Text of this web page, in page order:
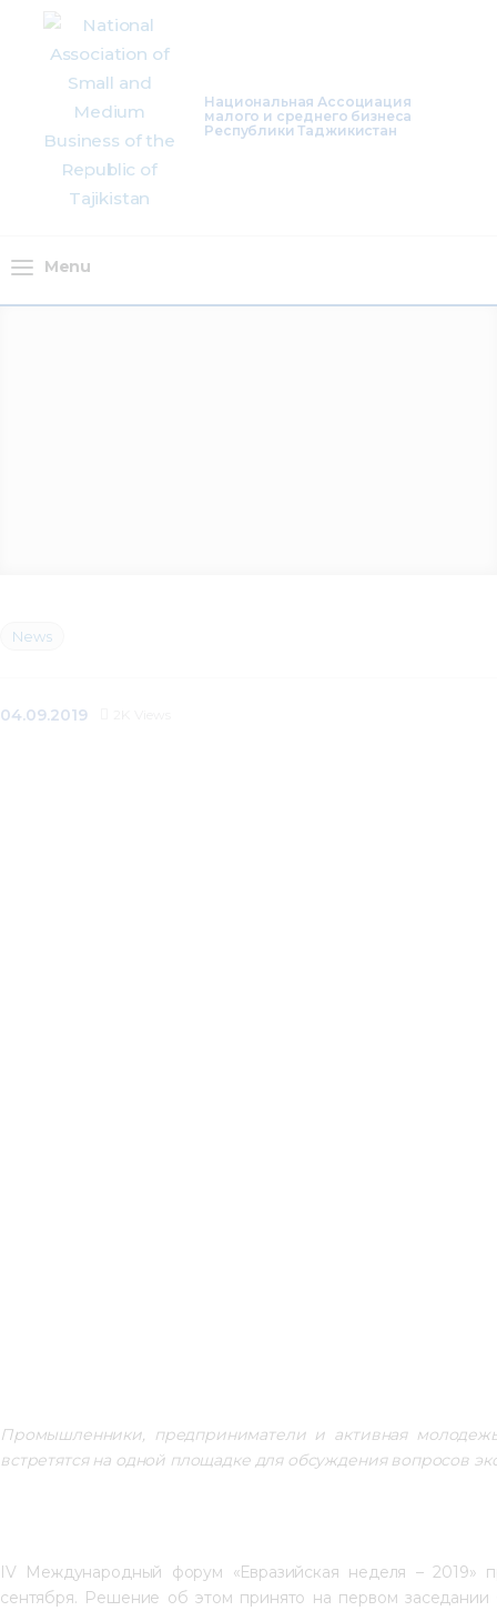
Национальная Ассоциация
малого и среднего бизнеса
Республики Таджикистан
Menu
About Us
Activity
Projects
Membership
Info resources
News
04.09.2019
Промышленники, предприниматели и активная
встретятся на одной площадке для обсуждения вопросов
IV Международный форум «Евразийская неделя –
сентября. Решение об этом принято на первом заседании